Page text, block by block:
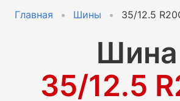
Главная Шины 35/12.5
Шина
35/12.5